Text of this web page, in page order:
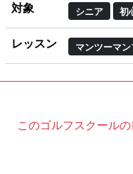
対象 シニア 初
レッスン マンツーマ
このゴルフスクール